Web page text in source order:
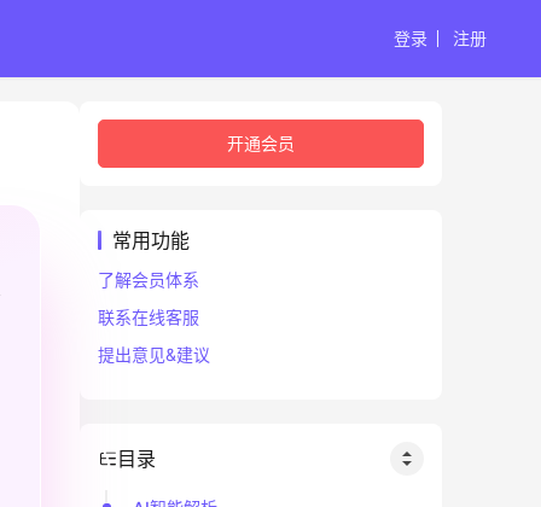
登录 注册
开通会员
常用功能
了解会员体系
联系在线客服
提出意见&建议
目录